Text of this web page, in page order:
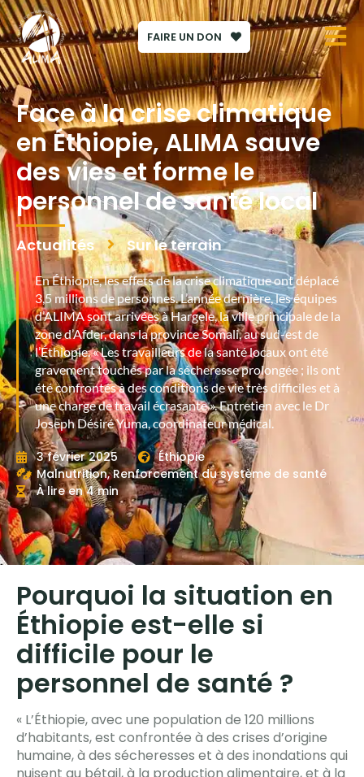
FAIRE UN DON
Face à la crise climatique
en Éthiopie, ALIMA sauve
des vies et forme le
personnel de santé local
Actualités Sur le terrain
En Éthiopie, les effets de la crise climatique ont déplacé
3,5 millions de personnes. L’année dernière, les équipes
d’ALIMA sont arrivées à Hargele, la ville principale de la
zone d’Afder, dans la province Somali, au sud-est de
l’Éthiopie. « Les travailleurs de la santé locaux ont été
gravement touchés par la sécheresse prolongée ; ils ont
été confrontés à des conditions de vie très difficiles et à
une charge de travail écrasante ». Entretien avec le Dr
Joseph Désiré Yuma, coordinateur médical.
3 février 2025
Éthiopie
Malnutrition,Renforcement du système de santé
À lire en 4 min
Pourquoi la situation en
Éthiopie est-elle si
difficile pour le
personnel de santé ?
« L’Éthiopie, avec une population de 120 millions
d’habitants, est confrontée à des crises d’origine
humaine, à des sécheresses et à des inondations qui